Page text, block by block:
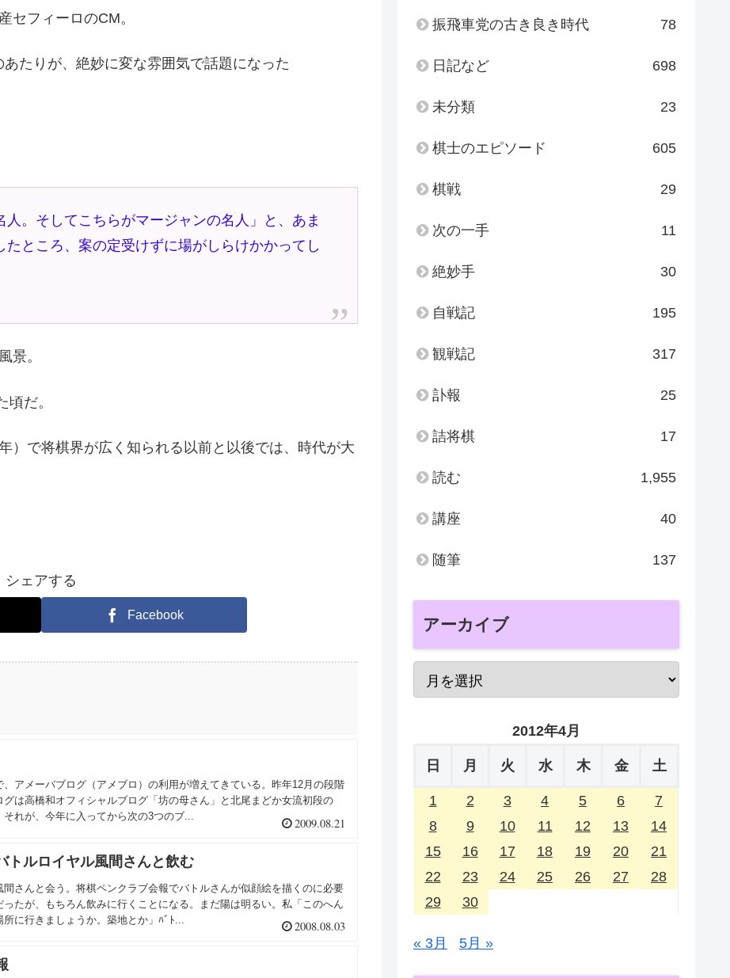
セフィーロのCM。
あたりが、絶妙に変な雰囲気で話題になった
人。そしてこちらがマージャンの名人」と、あま
ところ、案の定受けずに場がしらけかかってし
景。
だ。
）で将棋界が広く知られる以前と以後では、時代が大
シェアする
Facebook
アメーバブログ（アメブロ）の利用が増えてきている。昨年12月の段階
は高橋和オフィシャルブログ「坊の母さん」と北尾まどか女流初段の
それが、今年に入ってから次の3つのブ...
2009.08.21
トルロイヤル風間さんと飲む
さんと会う。将棋ペンクラブ会報でバトルさんが似顔絵を描くのに必要
たが、もちろん飲みに行くことになる。まだ陽は明るい。私「このへん
に行きましょうか。築地とか」ﾊﾞﾄ...
2008.08.03
振飛車党の古き良き時代 78
日記など 698
未分類 23
棋士のエピソード 605
棋戦 29
次の一手 11
絶妙手 30
自戦記 195
観戦記 317
訃報 25
詰将棋 17
読む 1,955
講座 40
随筆 137
アーカイブ
2012年4月
日 月 火 水 木 金 土
1 2 3 4 5 6
7
8
9 10 11 12 13
14
15
16 17 18 19 20
21
22
23 24 25 26 27
28
29
30
« 3月 5月 »